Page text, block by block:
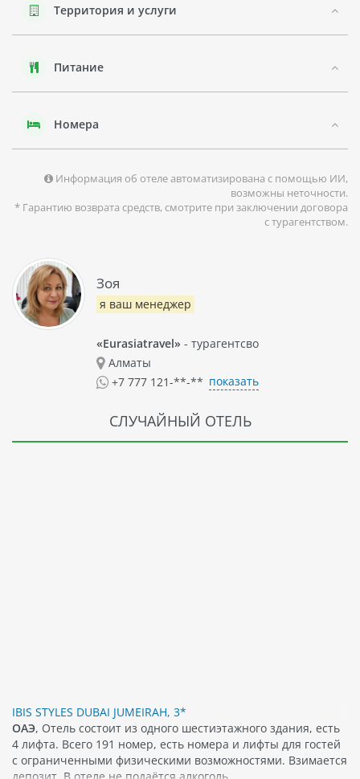
работает фитнес-центр и крытый бассейн.
В окрестностях отеля можно посетить различные
находится аквапарк Wild Wadi Waterpark для любителей
комфортного проживания в Дубае.
Территория и услуги
Питание
Номера
Информация об отеле автоматизирована с помощью ИИ,
возможны неточности.
* Гарантию возврата средств, смотрите при заключении договора
с турагентством.
Зоя
я ваш менеджер
«Eurasiatravel» - турагентсво
Алматы
+7 777 121-**-** показать
СЛУЧАЙНЫЙ ОТЕЛЬ
IBIS STYLES DUBAI JUMEIRAH, 3*
ОАЭ, Отель состоит из одного шестиэтажного здания, есть
4 лифта. Всего 191 номер, есть номера и лифты для гостей
с ограниченными физическими возможностями. Взимается